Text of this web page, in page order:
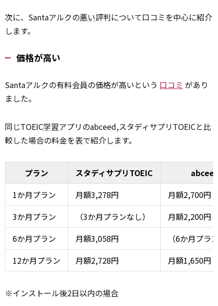
次に、Santaアルクの悪い評判について口コミを中心に紹介
します。
価格が高い
Santaアルクの有料会員の価格が高いという 口コミ があり
ました。
同じTOEIC学習アプリのabceed,スタディサプリTOEICと比
較した場合の料金を表で紹介します。
プラン スタディサプリTOEIC
1か月プラン
月額3,278円
月額2,700円
3か月プラン
（3か月プランなし）
月額2,200円
6か月プラン
月額3,058円
（6か月プラ
12か月プラン
月額2,728円 月額1,650円
※インストール後2日以内の場合